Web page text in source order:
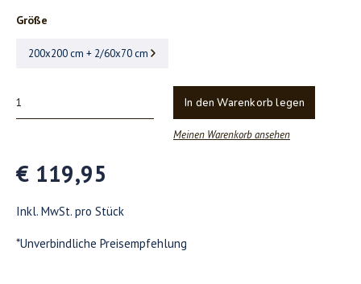
Größe
200x200 cm + 2/60x70 cm
In den Warenkorb legen
Meinen Warenkorb ansehen
€ 119,95
Inkl. MwSt. pro Stück
*Unverbindliche Preisempfehlung